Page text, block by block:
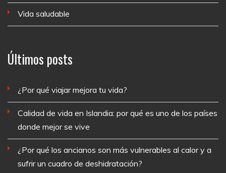
Vida saludable
Últimos posts
¿Por qué viajar mejora tu vida?
Calidad de vida en Islandia: por qué es uno de los países
donde mejor se vive
¿Por qué los ancianos son más vulnerables al calor y a
sufrir un cuadro de deshidratación?